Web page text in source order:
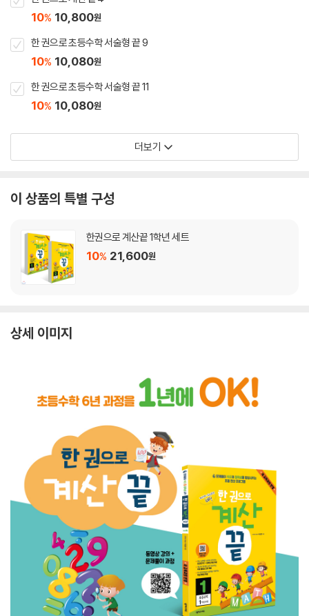
10% 10,800원
한 권으로 초등수학 서술형 끝 9
10% 10,080원
한 권으로 초등수학 서술형 끝 11
10% 10,080원
더보기
이 상품의 특별 구성
한권으로 계산끝 1학년 세트
10% 21,600원
상세 이미지